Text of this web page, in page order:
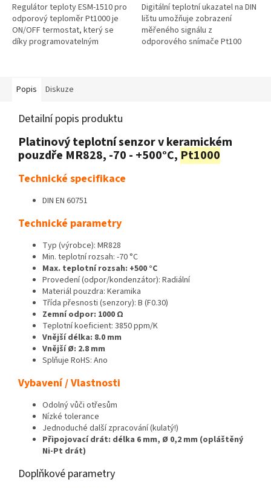
Regulátor teploty ESM-1510 pro
odporový teploměr Pt1000 je
ON/OFF termostat, který se
díky programovatelným
Digitální teplotní ukazatel na DIN
lištu umožňuje zobrazení
měřeného signálu z
odporového snímače Pt100
Popis Diskuze
Detailní popis produktu
Platinový teplotní senzor v keramickém
pouzdře MR828, -70 - +500°C, Pt1000
Technické specifikace
DIN EN 60751
Technické parametry
Typ (výrobce): MR828
Min. teplotní rozsah: -70 °C
Max. teplotní rozsah: +500 °C
Provedení (odpor/kondenzátor): Radiální
Materiál pouzdra: Keramika
Třída přesnosti (senzory): B (F0.30)
Zemní odpor: 1000 Ω
Teplotní koeficient: 3850 ppm/K
Vnější délka: 8.0 mm
Vnější Ø: 2.8 mm
Splňuje RoHS: Ano
Vybavení / Vlastnosti
Odolný vůči otřesům
Nízké tolerance
Jednoduché další zpracování (kulatý!)
Připojovací drát: délka 6 mm, Ø 0,2 mm (opláštěný
Ni-Pt drát)
Doplňkové parametry